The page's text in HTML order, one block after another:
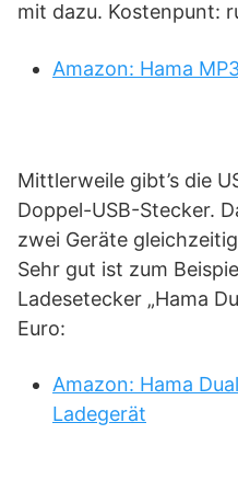
mit dazu. Kostenpunt:
Amazon: Hama
Mittlerweile gibt’s die
Doppel-USB-Stecker.
zwei Geräte
Sehr gut ist zum
Ladesetecker „Hama
Euro:
Amazon: Hama
Ladegerät